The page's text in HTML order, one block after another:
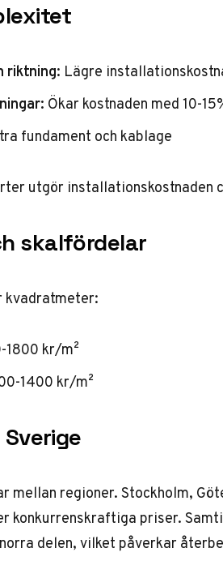
riktning: Lägre
Ökar kostnaden med 10-
fundament och kablage
utgör
skalfördelar
kvadratmeter:
1800 kr/m²
1400 kr/m²
mellan regioner. Stockholm,
konkurrenskraftiga priser.
delen, vilket påverkar